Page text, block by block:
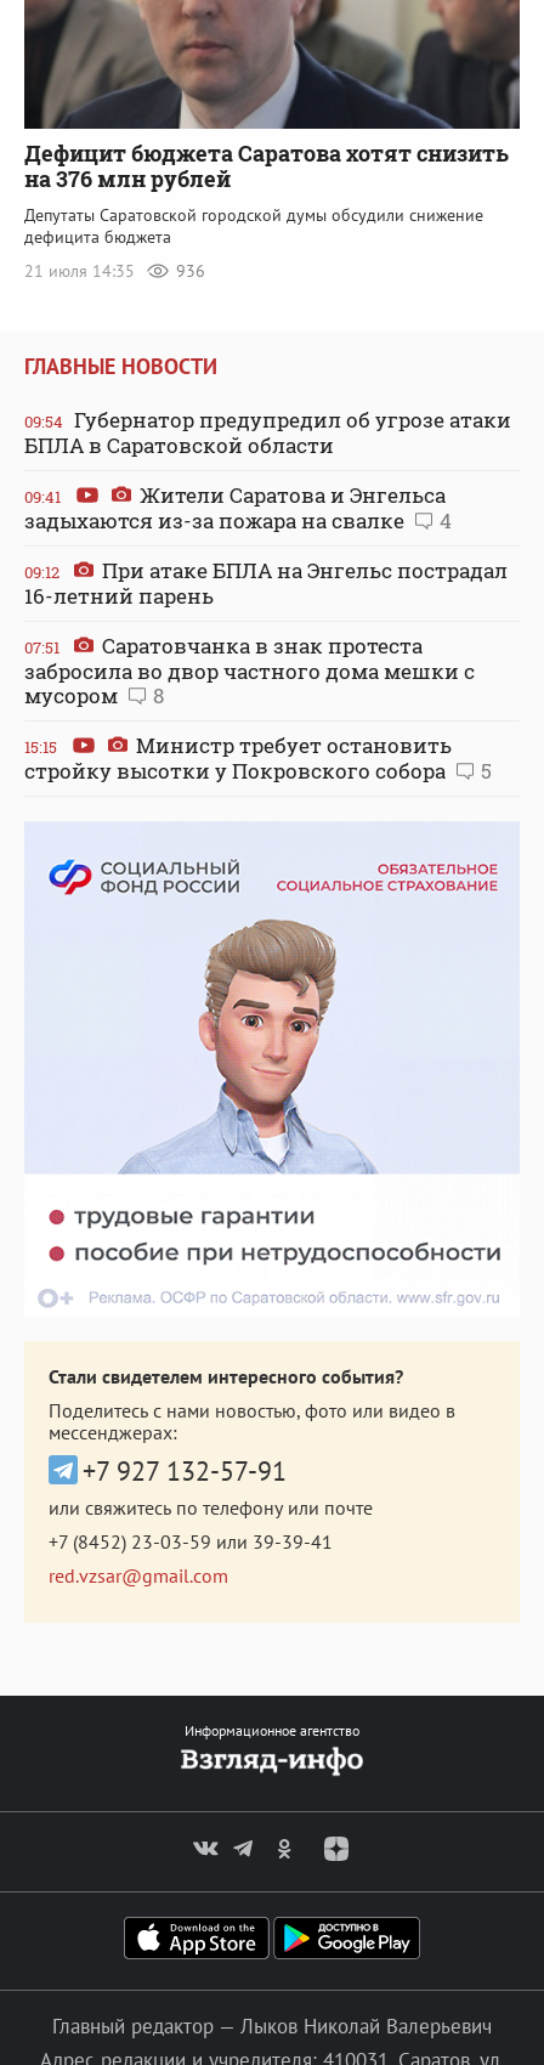
Дефицит бюджета Саратова хотят снизить
на 376 млн рублей
Депутаты Саратовской городской думы обсудили снижение
дефицита бюджета
21 июля 14:35
936
ГЛАВНЫЕ НОВОСТИ
09:54 Губернатор предупредил об угрозе атаки
БПЛА в Саратовской области
09:41
Жители Саратова и Энгельса
задыхаются из-за пожара на свалке
4
09:12
При атаке БПЛА на Энгельс пострадал
16-летний парень
07:51
Саратовчанка в знак протеста
забросила во двор частного дома мешки с
мусором
8
15:15
Министр требует остановить
стройку высотки у Покровского собора
5
Стали свидетелем интересного события?
Поделитесь с нами новостью, фото или видео в
мессенджерах:
+7 927 132-57-91
или свяжитесь по телефону или почте
+7 (8452) 23-03-59 или 39-39-41
red.vzsar@gmail.com
Информационное агентство
Главный редактор — Лыков Николай Валерьевич